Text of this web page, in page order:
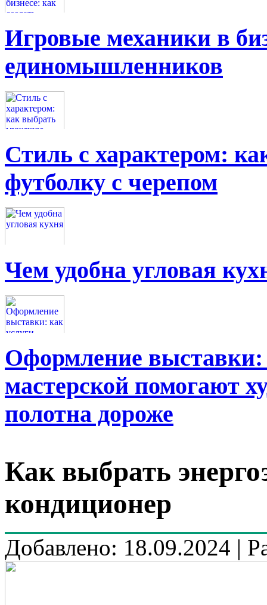
Игровые механики в
единомышленников
Стиль с характером:
футболку с черепом
Чем удобна угловая
Оформление выставки:
мастерской помогают
полотна дороже
Как выбрать
кондиционер
Добавлено: 18.09.2024 |